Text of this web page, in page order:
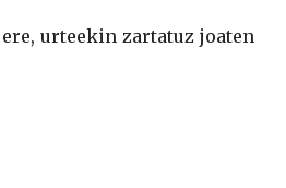
urteekin zartatuz joaten